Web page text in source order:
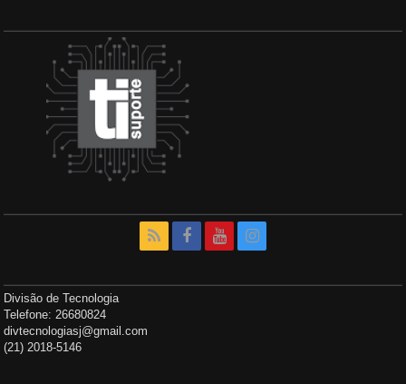
Divisão de Tecnologia
Telefone: 26680824
divtecnologiasj@gmail.com
(21) 2018-5146